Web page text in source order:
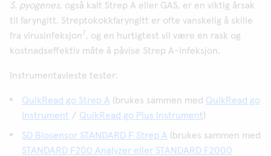
S. pyogenes, også kalt Strep A eller GAS, er en viktig årsak
til faryngitt. Streptokokkfaryngitt er ofte vanskelig å skille
fra virusinfeksjon7, og en hurtigtest vil være en rask og
kostnadseffektiv måte å påvise Strep A-infeksjon.
Instrumentavleste tester:
QuikRead go Strep A (brukes sammen med QuikRead go
Instrument / QuikRead go Plus Instrument)
SD Biosensor STANDARD F Strep A (brukes sammen med
STANDARD F200 Analyzer eller STANDARD F2000